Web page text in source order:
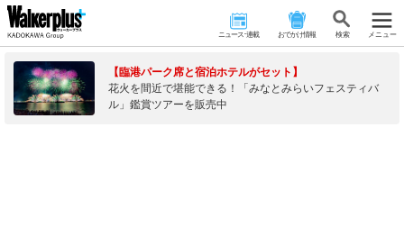
ニュース･連載 おでかけ情報 検 索 メニュー
【臨港パーク席と宿泊ホテルがセット】
花火を間近で堪能できる！「みなとみらいフェスティバ
ル」鑑賞ツアーを販売中